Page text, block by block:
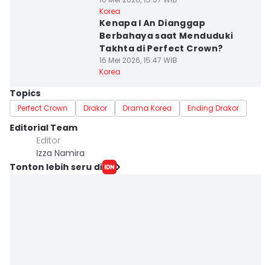
Korea
Kenapa I An Dianggap
Berbahaya saat Menduduki
Takhta di Perfect Crown?
16 Mei 2026, 15:47 WIB
Korea
Topics
Perfect Crown Drakor Drama Korea Ending Drakor
Editorial Team
Editor
Izza Namira
Tonton lebih seru di